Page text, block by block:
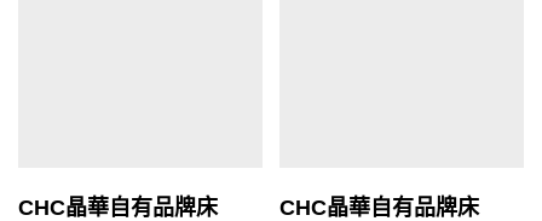
CHC晶華自有品牌床
CHC晶華自有品牌床